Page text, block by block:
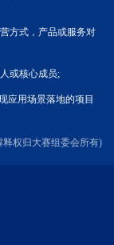
方式，产品或服务对
或核心成员;
应用场景落地的项目
释权归大赛组委会所有)